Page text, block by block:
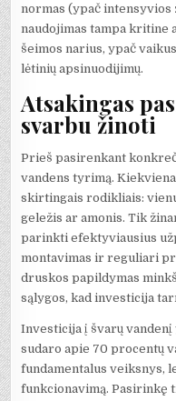
normas (ypač
naudojimas tampa kritine
šeimos narius, ypač
lėtinių apsinuodijimų.
Atsakingas
svarbu žinoti
Prieš pasirenkant
vandens tyrimą.
skirtingais rodikliais:
geležis ar amonis. Tik
parinkti efektyviausius
montavimas ir reguliari
druskos papildymas
sąlygos, kad investicija
Investicija į švarų vandenį
sudaro apie 70 procentų
fundamentalus veiksnys,
funkcionavimą. Pasirinkę